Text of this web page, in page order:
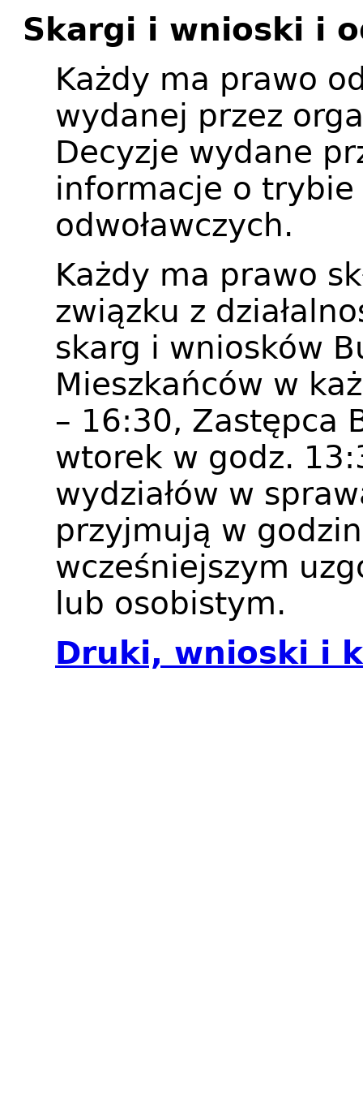
Skargi i wnioski i
Każdy ma prawo
wydanej przez
Decyzje wydane
informacje o
odwoławczych.
Każdy ma prawo
związku z
skarg i wniosków
Mieszkańców w
– 16:30, Zastępca
wtorek w godz.
wydziałów w
przyjmują w
wcześniejszym
lub osobistym.
Druki, wnioski i